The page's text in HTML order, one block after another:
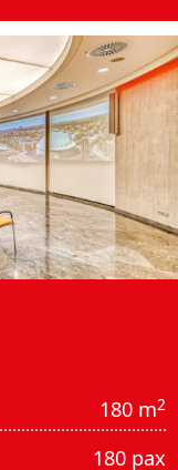
180 m2
180 pax